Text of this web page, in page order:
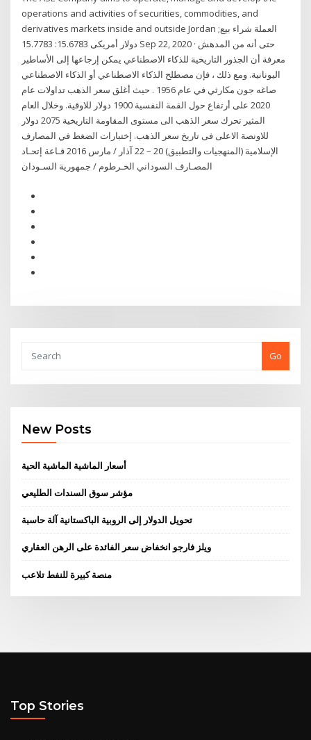
operations and activities of securities, commodities, and
derivatives markets inside and outside Jordan العملة شراء بيع;
دولار أمريكى 15.6783: 15.7783 Sep 22, 2020 · حتى أنه من المدهش
معرفة أن الجذور التاريخية للذكاء الاصطناعي يمكن إرجاعها إلى الأساطير
اليونانية. ومع ذلك ، فإن مصطلح الذكاء الاصطناعي أو الذكاء الاصطناعي
صاغه جون مكارثي في عام 1956 . حيث أغلق سعر الذهب تداولات عام
2020 على أرتفاع حول القمة النفسية 1900 دولار للاوقية. وخلال العام
المثير تحرك سعر الذهب الى مستوى المقاومة التاريخية 2075 دولار
للاونصة الاعلى فى تاريخ سعر الذهب. إختبارات الضغط في المصارف
الإسلامية (المنهجيات والتطبيق) 20 – 22 آذار / مارس 2016 قـاعة إتحـاد
المصـارف السوداني الخـرطوم / جمهورية السـودان
Go
New Posts
أسعار الماشية الماشية الحية
مؤشر سوق السندات الطليعي
تحويل الدولار إلى الروبية الباكستانية آلة حاسبة
ويلز فارجو انخفاض سعر الفائدة على الرهن العقاري
منصة كبيرة للنفط تلاعب
Top Stories